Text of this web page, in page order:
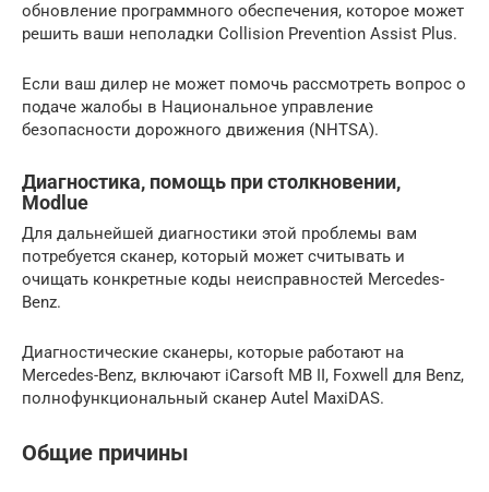
обновление программного обеспечения, которое может
решить ваши неполадки Collision Prevention Assist Plus.
Если ваш дилер не может помочь рассмотреть вопрос о
подаче жалобы в Национальное управление
безопасности дорожного движения (NHTSA).
Диагностика, помощь при столкновении,
Modlue
Для дальнейшей диагностики этой проблемы вам
потребуется сканер, который может считывать и
очищать конкретные коды неисправностей Mercedes-
Benz.
Диагностические сканеры, которые работают на
Mercedes-Benz, включают iCarsoft MB II, Foxwell для Benz,
полнофункциональный сканер Autel MaxiDAS.
Общие причины